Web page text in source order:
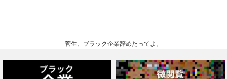
菅生、ブラック企業辞めたってよ。